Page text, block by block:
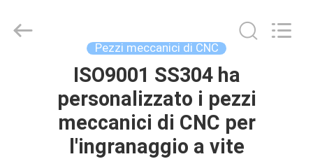
PRODOTTI
Technology
Pezzi meccanici di CNC
ISO9001 SS304 ha
personalizzato i pezzi
meccanici di CNC per
l'ingranaggio a vite